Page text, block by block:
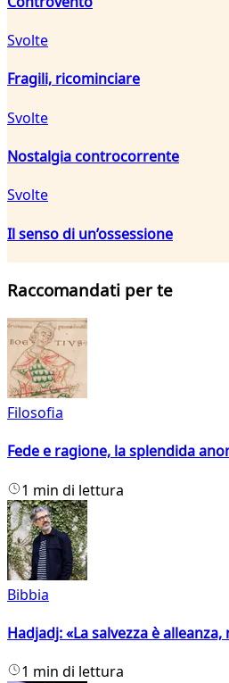
Svolte
Fragili, ricominciare
Svolte
Nostalgia controcorrente
Svolte
Il senso di un’ossessione
Raccomandati per te
Filosofia
Fede e ragione, la splendida
1 min di lettura
Bibbia
Hadjadj: «La salvezza è
1 min di lettura